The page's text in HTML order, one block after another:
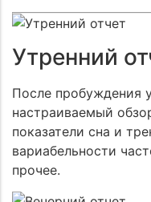
Утренний
После пробуждения
настраиваемый
показатели сна и
вариабельности
прочее.